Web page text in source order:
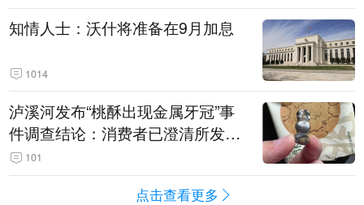
知情人士：沃什将准备在9月加息
1014
泸溪河发布“桃酥出现金属牙冠”事
件调查结论：消费者已澄清所发视
频情况不属实
101
点击查看更多